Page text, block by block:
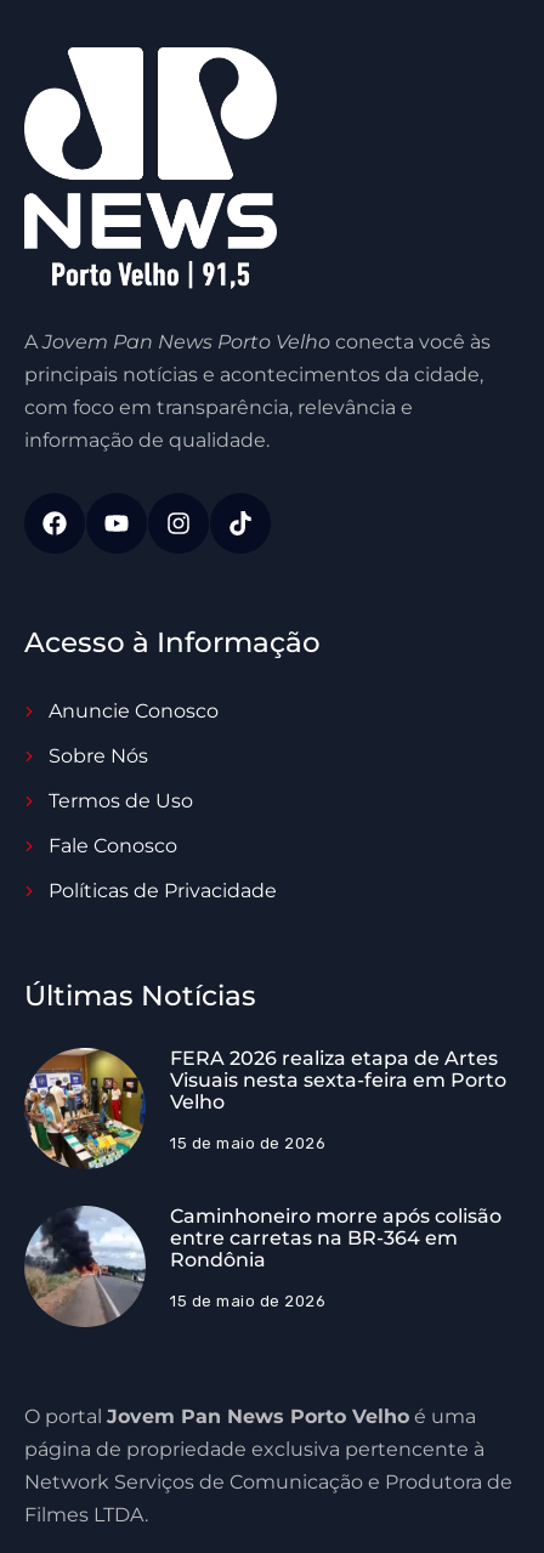
AJovem Pan News Porto Velho conecta você às
principais notícias e acontecimentos da cidade,
com foco em transparência, relevância e
informação de qualidade.
Acesso à Informação
Anuncie Conosco
Sobre Nós
Termos de Uso
Fale Conosco
Políticas de Privacidade
Últimas Notícias
FERA 2026 realiza etapa de Artes
Visuais nesta sexta-feira em Porto
Velho
15 de maio de 2026
Caminhoneiro morre após colisão
entre carretas na BR-364 em
Rondônia
15 de maio de 2026
O portal Jovem Pan News Porto Velho é uma
página de propriedade exclusiva pertencente à
Network Serviços de Comunicação e Produtora de
Filmes LTDA.